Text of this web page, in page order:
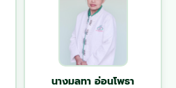
นางมลทา อ่อนโพธา